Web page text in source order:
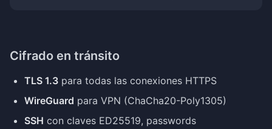
Cifrado en tránsito
TLS 1.3 para todas las conexiones HTTPS
WireGuard para VPN (ChaCha20-Poly1305)
SSH con claves ED25519, passwords